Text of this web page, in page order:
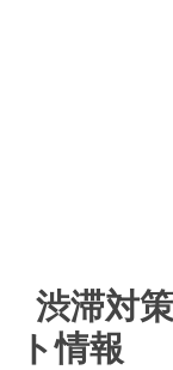
渋滞対
ト情報